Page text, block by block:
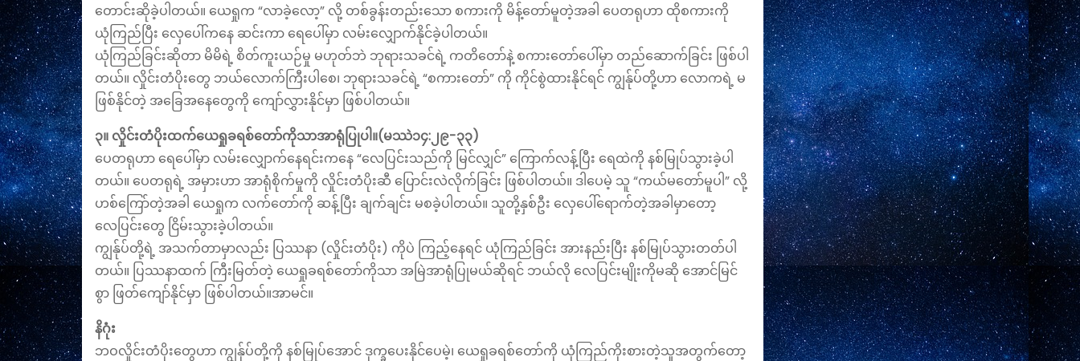
တောင်းဆိုခဲ့ပါတယ်။ ယေရှုက “လာခဲ့လော့” လို့ တစ်ခွန်းတည်းသော စကားကို မိန့်တော်မူတဲ့အခါ ပေတရုဟာ ထိုစကားကို
ယုံကြည်ပြီး လှေပေါ်ကနေ ဆင်းကာ ရေပေါ်မှာ လမ်းလျှောက်နိုင်ခဲ့ပါတယ်။
​ယုံကြည်ခြင်းဆိုတာ မိမိရဲ့ စိတ်ကူးယဉ်မှု မဟုတ်ဘဲ ဘုရားသခင်ရဲ့ ကတိတော်နဲ့ စကားတော်ပေါ်မှာ တည်ဆောက်ခြင်း ဖြစ်ပါ
တယ်။ လှိုင်းတံပိုးတွေ ဘယ်လောက်ကြီးပါစေ၊ ဘုရားသခင်ရဲ့ “စကားတော်” ကို ကိုင်စွဲထားနိုင်ရင် ကျွန်ုပ်တို့ဟာ လောကရဲ့ မ
ဖြစ်နိုင်တဲ့ အခြေအနေတွေကို ကျော်လွှားနိုင်မှာ ဖြစ်ပါတယ်။
​၃။ လှိုင်းတံပိုးထက်ယေရှုခရစ်တော်ကိုသာအာရုံပြုပါ။(မဿဲ၁၄:၂၉-၃၃)
​ပေတရုဟာ ရေပေါ်မှာ လမ်းလျှောက်နေရင်းကနေ “လေပြင်းသည်ကို မြင်လျှင်” ကြောက်လန့်ပြီး ရေထဲကို နစ်မြုပ်သွားခဲ့ပါ
တယ်။ ပေတရုရဲ့ အမှားဟာ အာရုံစိုက်မှုကို လှိုင်းတံပိုးဆီ ပြောင်းလဲလိုက်ခြင်း ဖြစ်ပါတယ်။ ဒါပေမဲ့ သူ “ကယ်မတော်မူပါ” လို့
ဟစ်ကြော်တဲ့အခါ ယေရှုက လက်တော်ကို ဆန့်ပြီး ချက်ချင်း မစခဲ့ပါတယ်။ သူတို့နှစ်ဦး လှေပေါ်ရောက်တဲ့အခါမှာတော့
လေပြင်းတွေ ငြိမ်းသွားခဲ့ပါတယ်။
​ကျွန်ုပ်တို့ရဲ့ အသက်တာမှာလည်း ပြဿနာ (လှိုင်းတံပိုး) ကိုပဲ ကြည့်နေရင် ယုံကြည်ခြင်း အားနည်းပြီး နစ်မြုပ်သွားတတ်ပါ
တယ်။ ပြဿနာထက် ကြီးမြတ်တဲ့ ယေရှုခရစ်တော်ကိုသာ အမြဲအာရုံပြုမယ်ဆိုရင် ဘယ်လို လေပြင်းမျိုးကိုမဆို အောင်မြင်
စွာ ဖြတ်ကျော်နိုင်မှာ ဖြစ်ပါတယ်။အာမင်။
​နိဂုံး
​ဘဝလှိုင်းတံပိုးတွေဟာ ကျွန်ုပ်တို့ကို နစ်မြုပ်အောင် ဒုက္ခပေးနိုင်ပေမဲ့၊ ယေရှုခရစ်တော်ကို ယုံကြည်ကိုးစားတဲ့သူအတွက်တော့